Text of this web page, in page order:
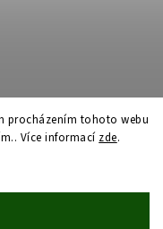
procházením tohoto webu
Více informací zde.
práva vyhrazena.